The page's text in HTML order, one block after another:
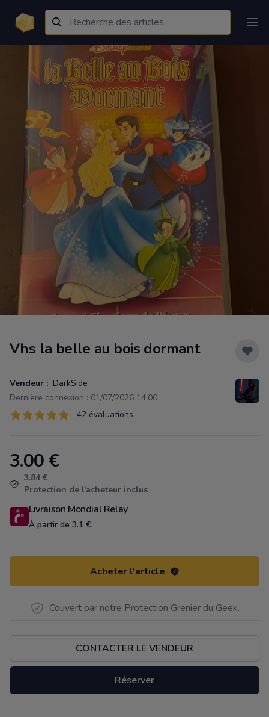
Vhs la belle au bois dormant
Vendeur : DarkSide
Dernière connexion : 01/07/2026 14:00
Évaluations
42 sur 5 étoiles 42 évaluations
Product information
3.00€
3.84 €
Protection de l'acheteur inclus
Livraison Mondial Relay
À partir de 3.1 €
Acheter l'article
Couvert par notre Protection Grenier du Geek.
CONTACTER LE VENDEUR
Réserver